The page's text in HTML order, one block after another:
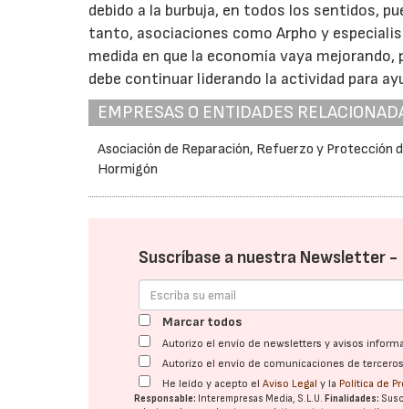
debido a la burbuja, en todos los sentidos,
tanto, asociaciones como Arpho y
medida en que la economía vaya
debe continuar liderando la actividad para
EMPRESAS O ENTIDADES
Asociación de Reparación, Refuerzo y Protección
Hormigón
Suscríbase a nuestra Newsletter -
Marcar todos
Autorizo el envío de newsletters y avisos
Autorizo el envío de comunicaciones de
He leído y acepto elAviso Legal y la Política de
Responsable: Interempresas Media, S.L.U. Finalidades: